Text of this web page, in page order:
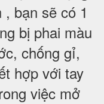
bạn sẽ có 1
bị phai màu
chống gỉ,
hợp với tay
việc mở